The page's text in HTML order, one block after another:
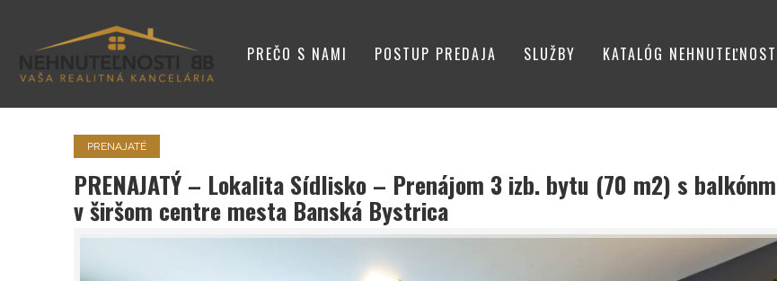
PREČO S NAMI POSTUP PREDAJA SLUŽBY KATALÓG
PRENAJATÉ
PRENAJATÝ – Lokalita Sídlisko – Prenájom 3 izb. bytu (70 m2) s
v širšom centre mesta Banská Bystrica